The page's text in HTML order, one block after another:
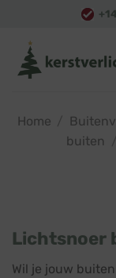
content
Home
buiten
Lichtsnoer
Wil je jouw